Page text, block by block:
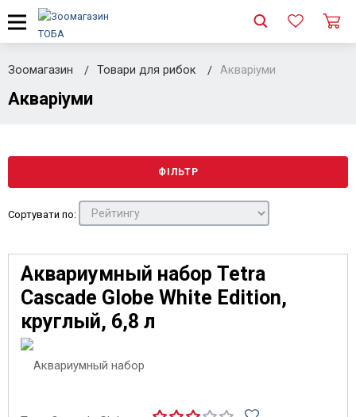
Зоомагазин Товари для рибок Акваріуми
Акваріуми
ФІЛЬТР
Сортувати по:
Аквариумный набор Tetra
Cascade Globe White Edition,
круглый, 6,8 л